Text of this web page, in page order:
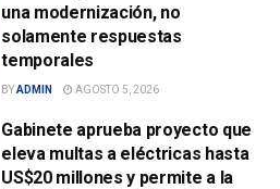
una modernización, no
solamente respuestas
temporales
BYADMIN AGOSTO 5, 2026
Gabinete aprueba proyecto que
eleva multas a eléctricas hasta
US$20 millones y permite a la